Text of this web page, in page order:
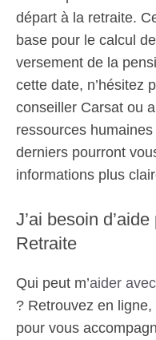
départ à la retraite.
base pour le calcul
versement de la
cette date, n’hésitez
conseiller Carsat ou
ressources
derniers pourront
informations plus
J’ai besoin
Retraite
Qui peut m’aider
? Retrouvez en
pour vous